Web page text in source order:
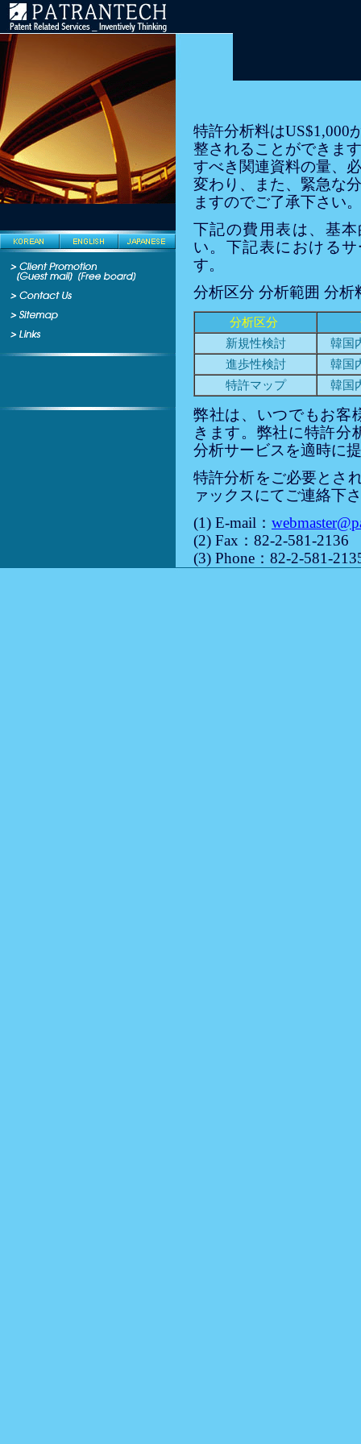
特許分析料はUS$1,000
整されることができま
すべき関連資料の量、
変わり、また、緊急な
ますのでご了承下さい。
下記の費用表は、基
い。下記表における
す。
分析区分 分析範囲 分析
分析区分
新規性検討
韓国
進歩性検討
韓国
特許マップ
韓国
弊社は、いつでもお客
きます。弊社に特許分
分析サービスを適時に
特許分析をご必要とさ
ァックスにてご連絡下
(1) E-mail：
(2) Fax：82-2-581-2136
(3) Phone：82-2-581-